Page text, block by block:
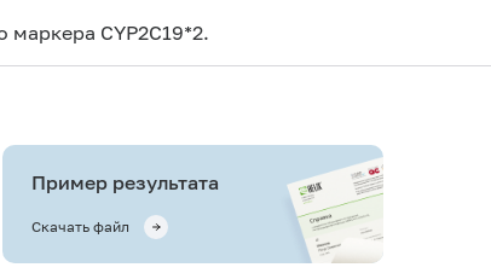
маркера CYP2C19*2.
Пример результата
Скачать файл